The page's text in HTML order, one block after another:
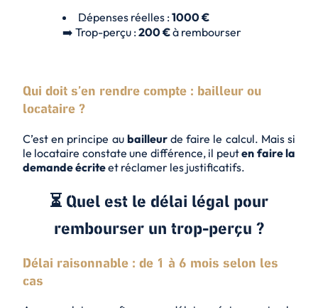
Dépenses réelles :1000 €
➡️ Trop-perçu :200 €à rembourser
Qui doit s’en rendre compte : bailleur ou
locataire ?
C’est en principe au bailleurde faire le calcul. Mais si
le locataire constate une différence, il peuten faire la
demande écriteet réclamer les justificatifs.
⏳ Quel est le délai légal pour
rembourser un trop-perçu ?
Délai raisonnable : de 1 à 6 mois selon les
cas